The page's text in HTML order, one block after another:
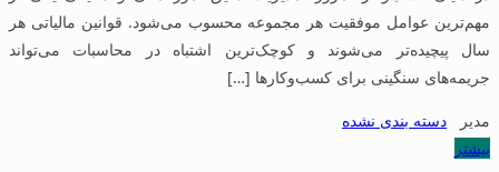
مهم‌ترین عوامل موفقیت هر مجموعه محسوب می‌شود. قوانین مالیاتی هر
سال پیچیده‌تر می‌شوند و کوچک‌ترین اشتباه در محاسبات می‌تواند
جریمه‌های سنگینی برای کسب‌وکارها […]
مدیر
دسته بندی نشده
بیشتر